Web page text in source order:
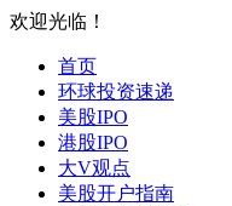
欢迎光临！
首页
环球投资速递
美股IPO
港股IPO
大V观点
美股开户指南